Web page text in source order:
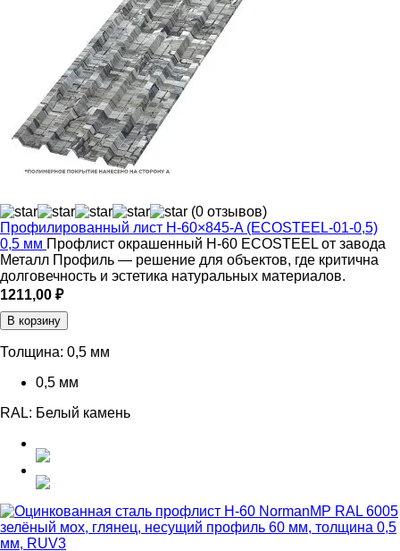
(0 отзывов)
Профилированный лист Н-60×845-A (ECOSTEEL-01-0,5)
0,5 мм Профлист окрашенный Н-60 ECOSTEEL от завода
Металл Профиль — решение для объектов, где критична
долговечность и эстетика натуральных материалов.
1211,00 ₽
В корзину
Толщина: 0,5 мм
0,5 мм
RAL: Белый камень